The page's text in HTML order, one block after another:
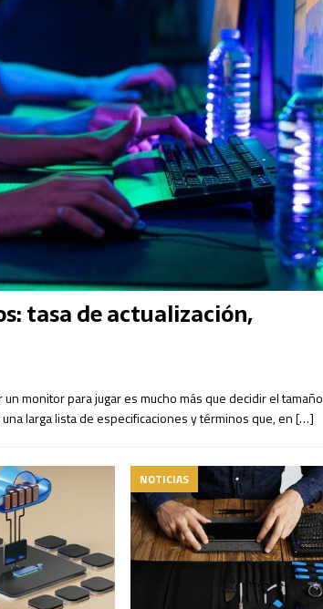
tasa de actualización,
monitor para jugar es mucho más que decidir el tamaño
larga lista de especificaciones y términos que, en[…]
NOTICIAS